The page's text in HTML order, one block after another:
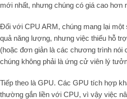
mới nhất, nhưng chúng có giá cao hơn
Đối với CPU ARM, chúng mang lại một
quả năng lượng, nhưng việc thiếu hỗ
(hoặc đơn giản là các chương trình nói
chúng không phải là ứng cử viên lý
Tiếp theo là GPU. Các GPU tích hợp
thường gắn liền với CPU, vì vậy việc